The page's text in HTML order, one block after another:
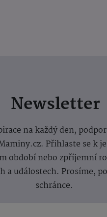
Newsletter
na každý den,
Přihlaste se k
období nebo zpříjemní
a událostech. Prosíme,
schránce.